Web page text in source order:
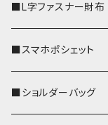
■L字ファスナー財布
■スマホポシェット
■ショルダーバッグ